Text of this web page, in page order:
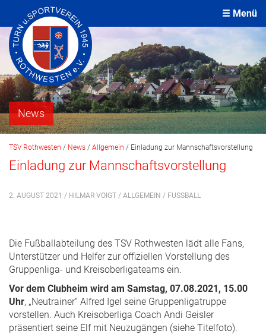
Menü
News
TSV Rothwesten / News / Allgemein / Einladung zur Mannschaftsvorstellung
Einladung zur Mannschaftsvorstellung
2. AUGUST 2021 / HILMAR VOIGT / ALLGEMEIN / FUSSBALL
Die Fußballabteilung des TSV Rothwesten lädt alle Fans,
Unterstützer und Helfer zur offiziellen Vorstellung des
Gruppenliga- und Kreisoberligateams ein.
Vor dem Clubheim wird am Samstag, 07.08.2021, 15.00
Uhr, „Neutrainer“ Alfred Igel seine Gruppenligatruppe
vorstellen. Auch Kreisoberliga Coach Andi Geisler
präsentiert seine Elf mit Neuzugängen (siehe Titelfoto).